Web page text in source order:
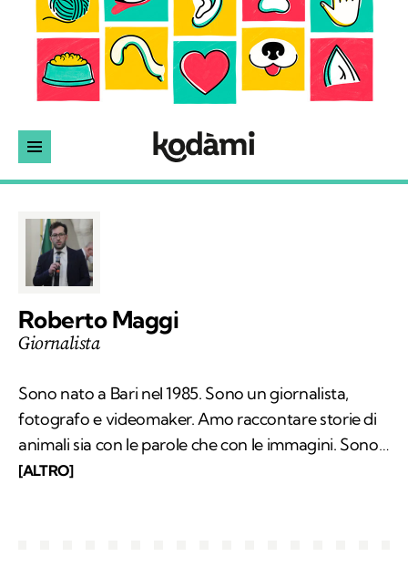
Roberto Maggi
Giornalista
Sono nato a Bari nel 1985. Sono un giornalista,
fotografo e videomaker. Amo raccontare storie di
animali sia con le parole che con le immagini. Sono
laureato in giurisprudenza e da anni seguo la
[ALTRO]